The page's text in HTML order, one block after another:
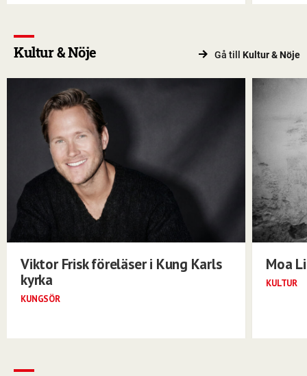
Kultur & Nöje Gå till Kultur & Nöje
Viktor Frisk föreläser i Kung Karls
kyrka
KUNGSÖR
Moa
KULTUR